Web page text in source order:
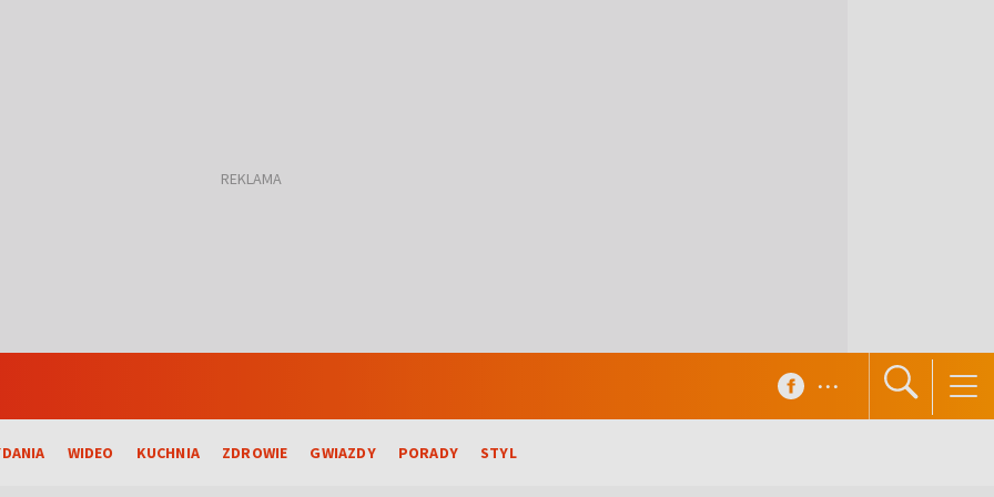
WIDEO KUCHNIA ZDROWIE GWIAZDY PORADY STYL
...